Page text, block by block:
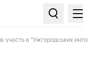
Пошук по
участь в "Ужгородських